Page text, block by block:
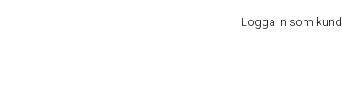
Logga in som kund